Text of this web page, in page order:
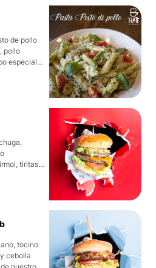
de pollo
pollo
especial
tiritas
tocino
cebolla